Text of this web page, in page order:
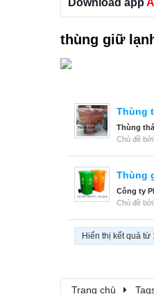
Download app
thùng giữ
Thùng
Thùng
Chủ đề bởi:
Thùng
Công ty
Chủ đề bởi:
Hiển thị kết quả từ
Trang chủ